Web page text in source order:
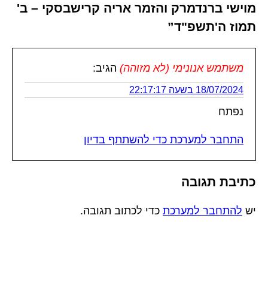
מוישי ברנדמרק והזמר אריה קרישבסקי – ב'
תמוז ה'תשפ"ד”
משתמש אנונימי (לא מזוהה) הגיב:
18/07/2024 בשעה 22:17:17
נפתח
התחבר למערכת כדי להשתתף בדיון
כתיבת תגובה
יש להתחבר למערכת כדי לכתוב תגובה.